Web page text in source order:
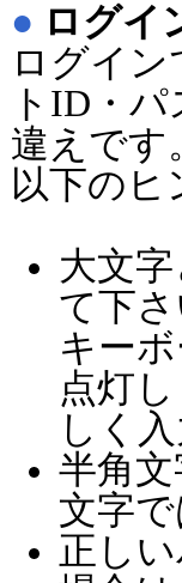
● ログイ
ログイ
トID・
違えです
以下のヒ
大文
て下
キー
点灯
しく
半角
文字
正し